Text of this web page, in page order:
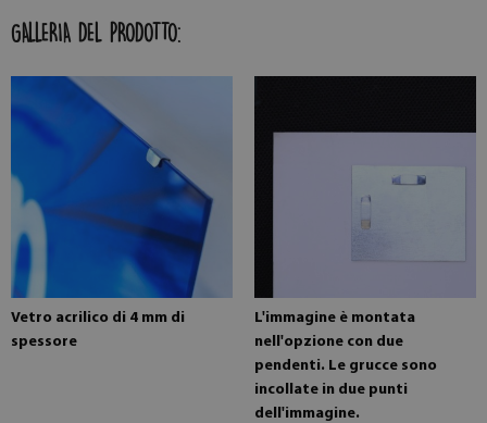
GALLERIA DEL PRODOTTO:
Vetro acrilico di 4 mm di
spessore
L'immagine è montata
nell'opzione con due
pendenti. Le grucce sono
incollate in due punti
dell'immagine.